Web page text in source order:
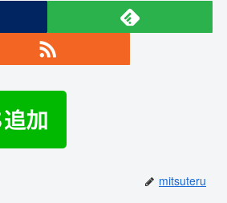
mitsuteru